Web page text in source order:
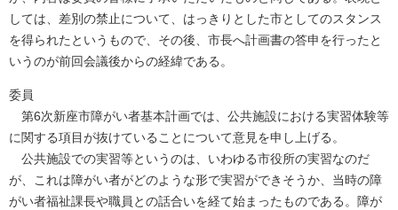
しては、差別の禁止について、はっきりとした市としてのスタンス
を得られたというもので、その後、市長へ計画書の答申を行ったと
いうのが前回会議後からの経緯である。
委員
第6次新座市障がい者基本計画では、公共施設における実習体験等
に関する項目が抜けていることについて意見を申し上げる。
公共施設での実習等というのは、いわゆる市役所の実習なのだ
が、これは障がい者がどのような形で実習ができそうか、当時の障
がい者福祉課長や職員との話合いを経て始まったものである。障が